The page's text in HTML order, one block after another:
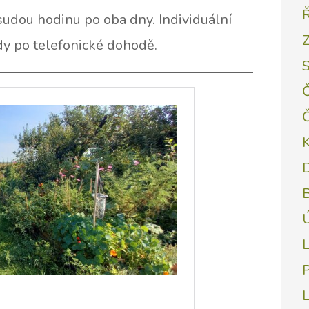
hodinu po oba dny. Individuální
po telefonické dohodě.